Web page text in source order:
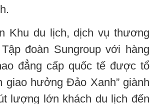
Khu du lịch, dịch vụ thương
đoàn Sungroup với hàng
đẳng cấp quốc tế được tổ
giao hưởng Đảo Xanh” giành
lượng lớn khách du lịch đến